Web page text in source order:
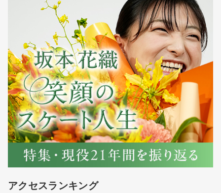
アクセスランキング